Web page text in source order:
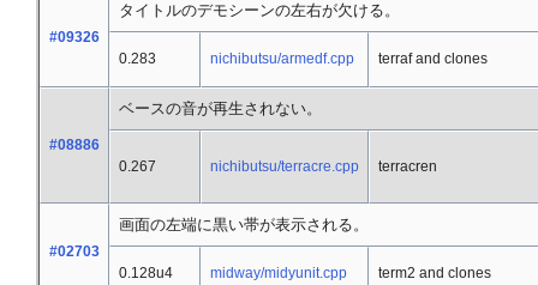
#09326
タイトルのデモシーンの左右が欠ける。
0.283 nichibutsu/armedf.cpp terraf and clones
#08886
ベースの音が再生されない。
0.267 nichibutsu/terracre.cpp terracren
#02703
画面の左端に黒い帯が表示される。
0.128u4 midway/midyunit.cpp term2 and clones